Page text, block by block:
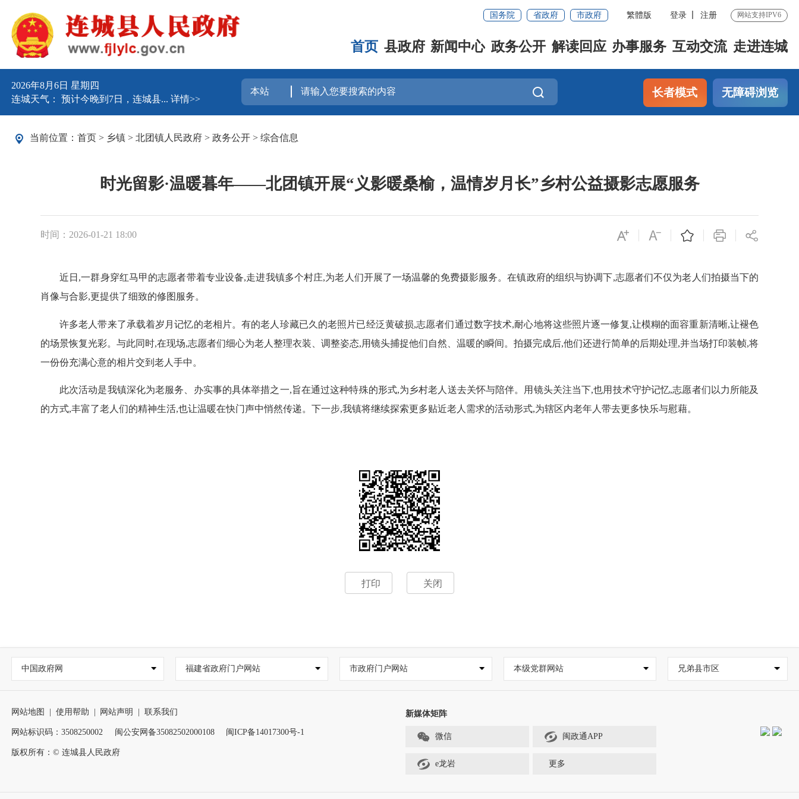
国务院 省政府 市政府 繁體版 登录 注册 网站支持IPV6
首页 县政府 新闻中心 政务公开 解读回应 办事服务 互动交流 走进连城
2026年8月6日 星期四
连城天气： 预计今晚到7日，连城县...详情>>
长者模式 无障碍浏览
当前位置： 首页 > 乡镇 > 北团镇人民政府 > 政务公开 > 综合信息
时光留影·温暖暮年——北团镇开展“义影暖桑榆，温情岁月长”乡村公益摄影志愿服务
时间：2026-01-21 18:00
近日,一群身穿红马甲的志愿者带着专业设备,走进我镇多个村庄,为老人们开展了一场温馨的免费摄影服务。在镇政府的组织与协调下,志愿者们不仅为老人们拍摄当下的
肖像与合影,更提供了细致的修图服务。
许多老人带来了承载着岁月记忆的老相片。有的老人珍藏已久的老照片已经泛黄破损,志愿者们通过数字技术,耐心地将这些照片逐一修复,让模糊的面容重新清晰,让褪色
的场景恢复光彩。与此同时,在现场,志愿者们细心为老人整理衣装、调整姿态,用镜头捕捉他们自然、温暖的瞬间。拍摄完成后,他们还进行简单的后期处理,并当场打印装帧,将
一份份充满心意的相片交到老人手中。
此次活动是我镇深化为老服务、办实事的具体举措之一,旨在通过这种特殊的形式,为乡村老人送去关怀与陪伴。用镜头关注当下,也用技术守护记忆,志愿者们以力所能及
的方式,丰富了老人们的精神生活,也让温暖在快门声中悄然传递。下一步,我镇将继续探索更多贴近老人需求的活动形式,为辖区内老年人带去更多快乐与慰藉。
打印 关闭
中国政府网 福建省政府门户网站 市政府门户网站 本级党群网站 兄弟县市区
网站地图 使用帮助 网站声明 联系我们
网站标识码：3508250002 闽公安网备35082502000108 闽ICP备14017300号-1
版权所有：© 连城县人民政府
新媒体矩阵
微信 闽政通APP
e龙岩 更多